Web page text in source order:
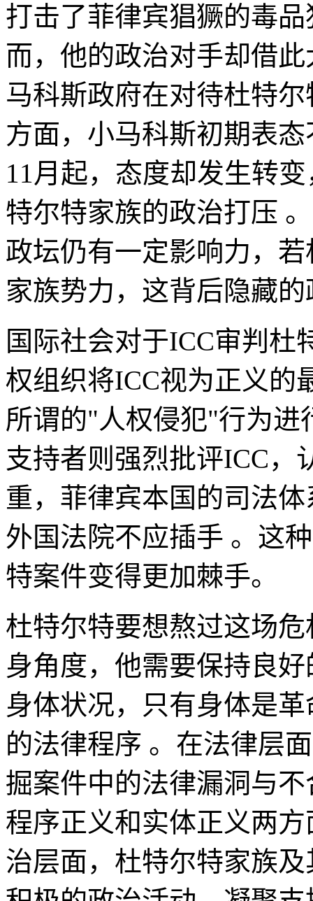
打击了菲律宾猖獗的毒
而，他的政治对手却借
马科斯政府在对待杜特
方面，小马科斯初期表
11月起，态度却发生转
特尔特家族的政治打压
政坛仍有一定影响力，
家族势力，这背后隐藏
国际社会对于ICC审判杜
权组织将ICC视为正义的
所谓的"人权侵犯"行为进
支持者则强烈批评ICC，
重，菲律宾本国的司法
外国法院不应插手 。这
特案件变得更加棘手。
杜特尔特要想熬过这场
身角度，他需要保持良
身体状况，只有身体是
的法律程序 。在法律层
掘案件中的法律漏洞与
程序正义和实体正义两
治层面，杜特尔特家族